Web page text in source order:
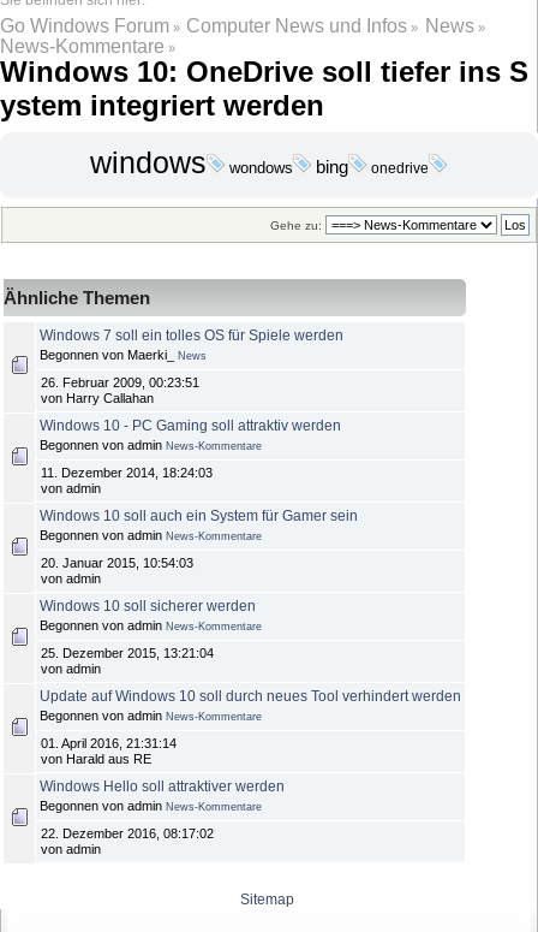
Go Windows Forum » Computer News und Infos » News»
News-Kommentare »
Windows 10: OneDrive soll tiefer ins S
ystem integriert werden
windows wondows bing onedrive
Gehe zu:
Ähnliche Themen
Windows 7 soll ein tolles OS für Spiele werden
Begonnen von Maerki_ News
26. Februar 2009, 00:23:51
von Harry Callahan
Windows 10 - PC Gaming soll attraktiv werden
Begonnen von admin News-Kommentare
11. Dezember 2014, 18:24:03
von admin
Windows 10 soll auch ein System für Gamer sein
Begonnen von admin News-Kommentare
20. Januar 2015, 10:54:03
von admin
Windows 10 soll sicherer werden
Begonnen von admin News-Kommentare
25. Dezember 2015, 13:21:04
von admin
Update auf Windows 10 soll durch neues Tool verhindert werden
Begonnen von admin News-Kommentare
01. April 2016, 21:31:14
von Harald aus RE
Windows Hello soll attraktiver werden
Begonnen von admin News-Kommentare
22. Dezember 2016, 08:17:02
von admin
Sitemap